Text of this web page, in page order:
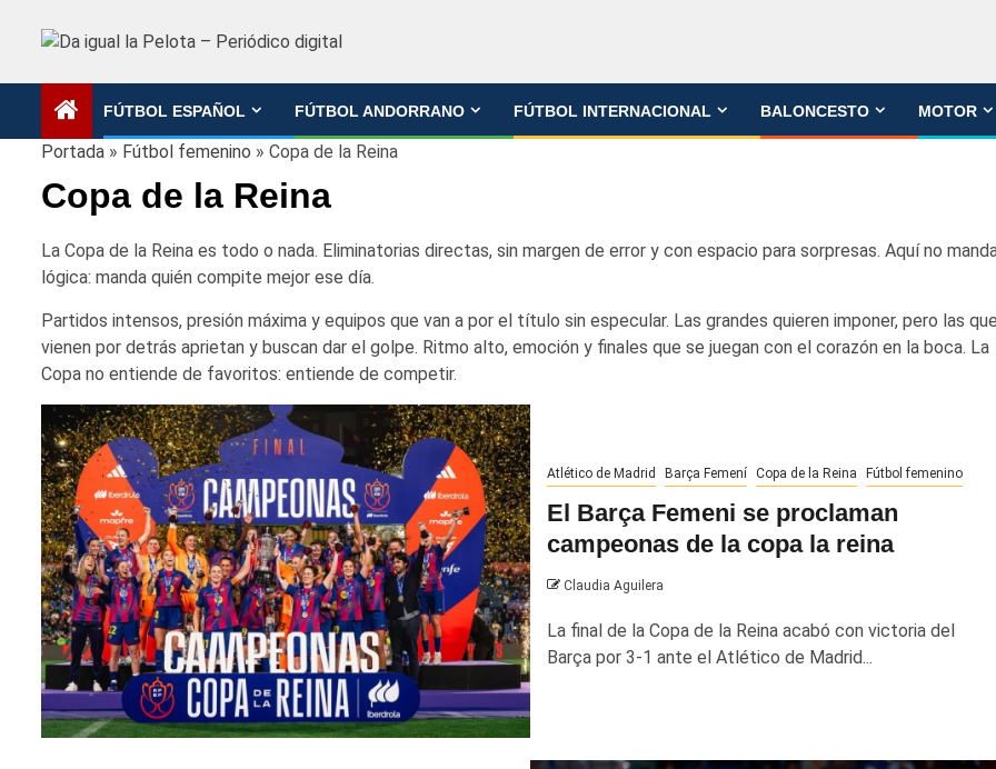
FÚTBOL ESPAÑOL FÚTBOL ANDORRANO FÚTBOL INTERNACIONAL BALONCESTO MOTOR
Portada » Fútbol femenino » Copa de la Reina
Copa de la Reina
La Copa de la Reina es todo o nada. Eliminatorias directas, sin margen de error y con espacio para sorpresas. Aquí no
lógica: manda quién compite mejor ese día.
Partidos intensos, presión máxima y equipos que van a por el título sin especular. Las grandes quieren imponer, pero las
vienen por detrás aprietan y buscan dar el golpe. Ritmo alto, emoción y finales que se juegan con el corazón en la boca. La
Copa no entiende de favoritos: entiende de competir.
Atlético de Madrid Barça Femení Copa de la Reina Fútbol femenino
El Barça Femeni se proclaman
campeonas de la copa la reina
Claudia Aguilera
La final de la Copa de la Reina acabó con victoria del
Barça por 3-1 ante el Atlético de Madrid...